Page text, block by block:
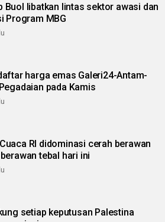
Buol libatkan lintas sektor awasi dan
Program MBG
harga emas Galeri24-Antam-
pada Kamis
RI didominasi cerah berawan
tebal hari ini
setiap keputusan Palestina